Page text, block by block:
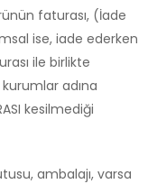
faturası, (İade
ise, iade ederken
ile birlikte
adına
kesilmediği
ambalajı, varsa